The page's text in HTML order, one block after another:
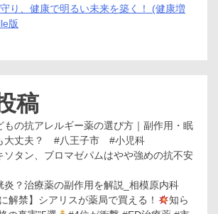
り、健康で明るい未来を築く！ (健康増
版
稿
もの抗アレルギー薬の選び方｜副作用・眠
大丈夫？ #八王子市 #小児科
ソタン、ブロマゼパムはやや強めの抗不安
炎？治療薬の副作用を解説_相模原内科
解禁】シアリスが薬局で買える！
知ら